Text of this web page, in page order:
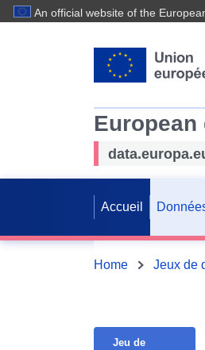
An official website of the
European
Accueil
Home Jeux de
Jeu de